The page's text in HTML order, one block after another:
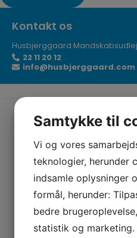
Kontakt os
Husbjerggaard
22 11 20 12
info@husbjerggaard.com
Samtykke til
Vi og vores
teknologier, herunder
indsamle oplysninger
formål, herunder:
bedre
statistik og